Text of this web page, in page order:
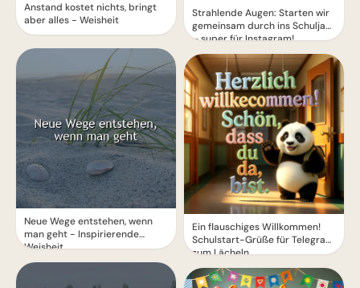
Anstand kostet nichts, bringt
aber alles - Weisheit
Neue Wege entstehen, wenn
man geht - Inspirierende
Weisheit
Strahlende Augen: Starten wir
gemeinsam durch ins Schuljahr
– super für Instagram!
Ein flauschiges Willkommen!
Schulstart-Grüße für Telegram
zum Lächeln